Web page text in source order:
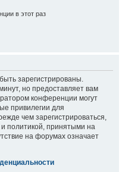
в этот раз
зарегистрированы.
но предоставляет вам
конференции могут
привилегии для
чем зарегистрироваться,
политикой, принятыми на
на форумах означает